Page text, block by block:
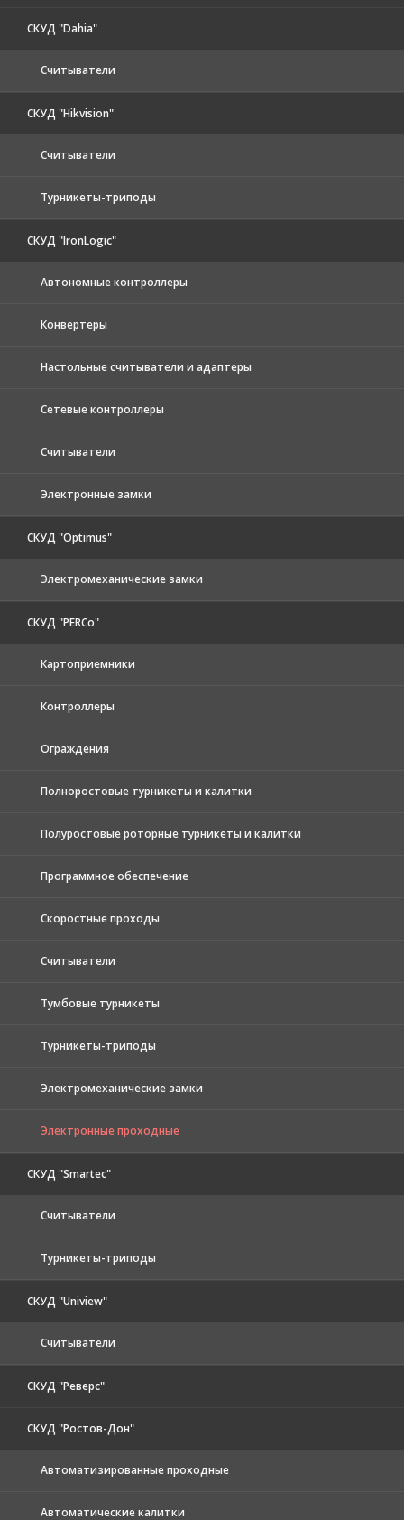
СКУД "Dahia"
Считыватели
СКУД "Hikvision"
Считыватели
Турникеты-триподы
СКУД "IronLogic"
Автономные контроллеры
Конвертеры
Настольные считыватели и адаптеры
Сетевые контроллеры
Считыватели
Электронные замки
СКУД "Optimus"
Электромеханические замки
СКУД "PERCo"
Картоприемники
Контроллеры
Ограждения
Полноростовые турникеты и калитки
Полуростовые роторные турникеты и калитки
Программное обеспечение
Скоростные проходы
Считыватели
Тумбовые турникеты
Турникеты-триподы
Электромеханические замки
Электронные проходные
СКУД "Smartec"
Считыватели
Турникеты-триподы
СКУД "Uniview"
Считыватели
СКУД "Реверс"
СКУД "Ростов-Дон"
Автоматизированные проходные
Автоматические калитки